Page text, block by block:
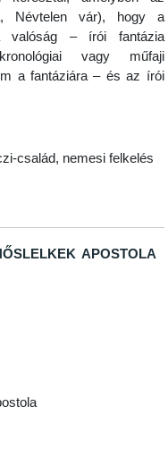
Névtelen vár), hogy a
valóság – írói fantázia
vagy műfaji
a fantáziára – és az írói
család, nemesi felkelés
apostola